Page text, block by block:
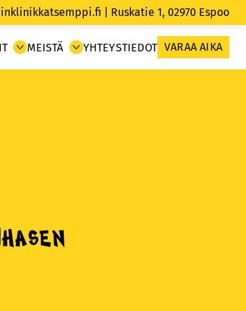
| Ruskatie 1, 02970 Espoo
MEISTÄ YHTEYSTIEDOT VARAA AIKA